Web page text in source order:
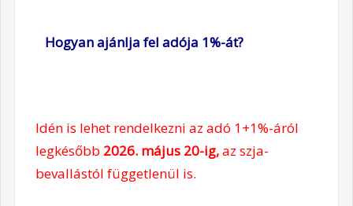
Hogyan ajánlja fel adója 1%-át?
Idén is lehet rendelkezni az adó 1+1%-áról
legkésőbb 2026. május 20-ig,az szja-
bevallástól függetlenül is.